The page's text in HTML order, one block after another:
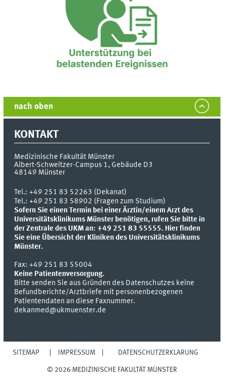
nach oben
KONTAKT
Medizinische Fakultät Münster
Albert-Schweitzer-Campus 1, Gebäude D3
48149 Münster
Tel.:+49 251 83 52263 (Dekanat)
Tel.: +49 251 83 58902 (Fragen zum Studium)
Sofern Sie einen Termin bei einer Ärztin/einem Arzt des
Universitätsklinikums Münster benötigen, rufen Sie bitte in
der Zentrale des UKM an: +49 251 83 55555. Hier finden
Sie eine Übersicht der Kliniken des Universitätsklinikums
Münster.
Fax:+49 251 83 55004
Keine Patientenversorgung.
Bitte senden Sie aus Gründen des Datenschutzes keine
Befundberichte/Arztbriefe mit personenbezogenen
Patientendaten an diese Faxnummer.
dekanmed@ukmuenster.de
SITEMAP IMPRESSUM DATENSCHUTZERKLÄRUNG
© 2026 MEDIZINISCHE FAKULTÄT MÜNSTER